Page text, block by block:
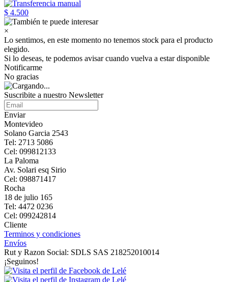
$ 4.500
×
Lo sentimos, en este momento no tenemos stock para el producto
elegido.
Si lo deseas, te podemos avisar cuando vuelva a estar disponible
Notificarme
No gracias
Suscribite a nuestro Newsletter
Enviar
Montevideo
Solano Garcia 2543
Tel: 2713 5086
Cel: 099812133
La Paloma
Av. Solari esq Sirio
Cel: 098871417
Rocha
18 de julio 165
Tel: 4472 0236
Cel: 099242814
Cliente
Terminos y condiciones
Envíos
Rut y Razon Social: SDLS SAS 218252010014
¡Seguinos!